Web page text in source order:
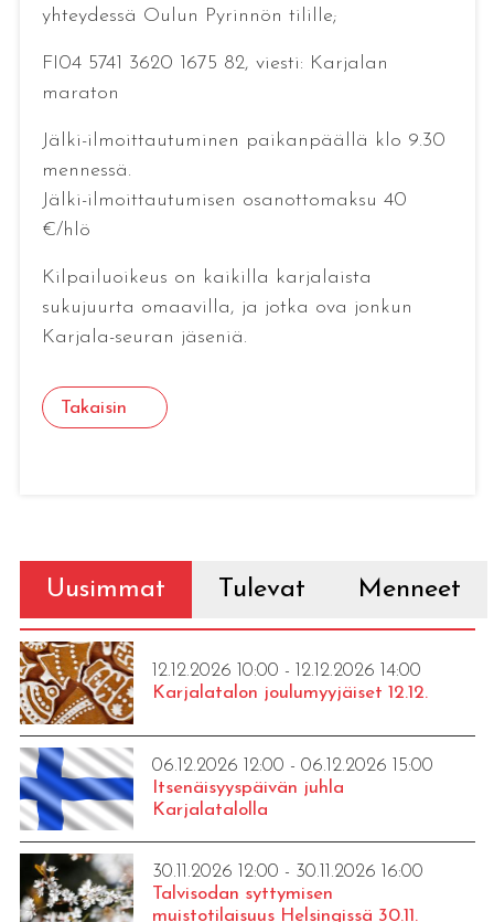
yhteydessä Oulun Pyrinnön tilille;
FI04 5741 3620 1675 82, viesti: Karjalan
maraton
Jälki-ilmoittautuminen paikanpäällä klo 9.30
mennessä.
Jälki-ilmoittautumisen osanottomaksu 40
€/hlö
Kilpailuoikeus on kaikilla karjalaista
sukujuurta omaavilla, ja jotka ova jonkun
Karjala-seuran jäseniä.
Takaisin
Uusimmat Tulevat Menneet
12.12.2026 10:00 - 12.12.2026 14:00
Karjalatalon joulumyyjäiset 12.12.
06.12.2026 12:00 - 06.12.2026 15:00
Itsenäisyyspäivän juhla
Karjalatalolla
30.11.2026 12:00 - 30.11.2026 16:00
Talvisodan syttymisen
muistotilaisuus Helsingissä 30.11.